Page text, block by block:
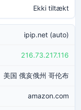
Ekki tiltækt
ipip.net (auto)
216.73.217.116
美国 俄亥俄州 哥伦布
amazon.com